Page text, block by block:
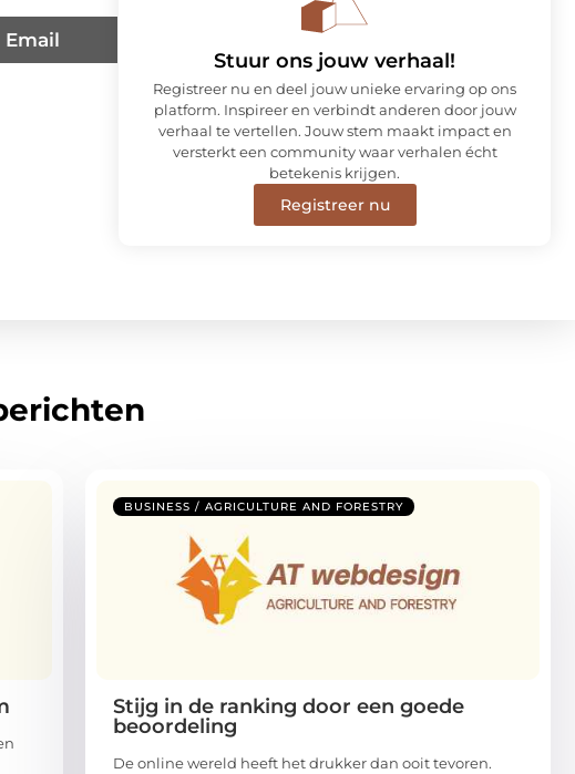
Email
Stuur ons jouw verhaal!
Registreer nu en deel jouw unieke ervaring op ons
platform. Inspireer en verbindt anderen door jouw
verhaal te vertellen. Jouw stem maakt impact en
versterkt een community waar verhalen écht
betekenis krijgen.
Registreer nu
BUSINESS / AGRICULTURE AND FORESTRY
Stijg in de ranking door een goede
beoordeling
De online wereld heeft het drukker dan ooit tevoren.